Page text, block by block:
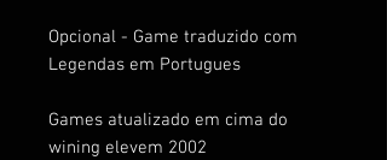
Opcional - Game traduzido com
Legendas em Portugues
Games atualizado em cima do
wining elevem 2002